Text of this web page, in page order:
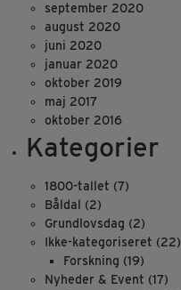
september 2020
august 2020
juni 2020
januar 2020
oktober 2019
maj 2017
oktober 2016
Kategorier
1800-tallet (7)
Båldal (2)
Grundlovsdag (2)
Ikke-kategoriseret (22)
Forskning (19)
Nyheder & Event (17)